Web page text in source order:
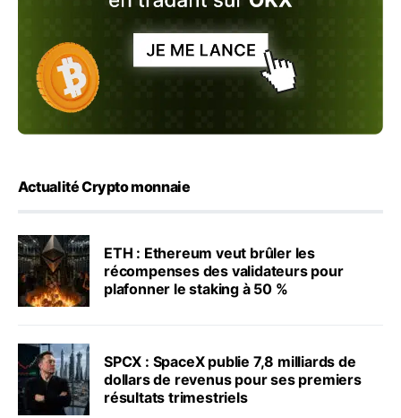
Actualité Crypto monnaie
ETH : Ethereum veut brûler les
récompenses des validateurs pour
plafonner le staking à 50 %
SPCX : SpaceX publie 7,8 milliards de
dollars de revenus pour ses premiers
résultats trimestriels